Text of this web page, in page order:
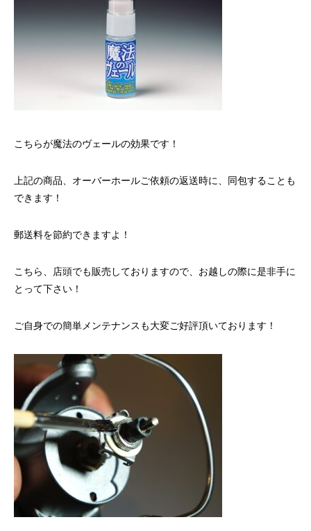
こちらが魔法のヴェールの効果です！
上記の商品、オーバーホールご依頼の返送時に、同包することも
できます！
郵送料を節約できますよ！
こちら、店頭でも販売しておりますので、お越しの際に是非手に
とって下さい！
ご自身での簡単メンテナンス も大変ご好評頂いております！